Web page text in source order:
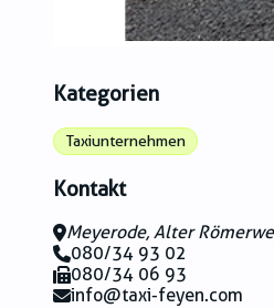
Kategorien
Taxiunternehmen
Kontakt
Meyerode, Alter
080/34 93 02
080/34 06 93
info@taxi-feyen.com